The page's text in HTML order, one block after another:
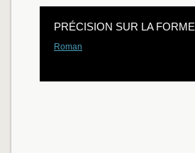
PRÉCISION SUR LA FORME
Roman